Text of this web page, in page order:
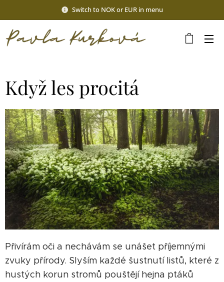
Switch to NOK or EUR in menu
Když les procitá
Přivírám oči a nechávám se unášet příjemnými
zvuky přírody. Slyším každé šustnutí listů, které z
hustých korun stromů pouštějí hejna ptáků